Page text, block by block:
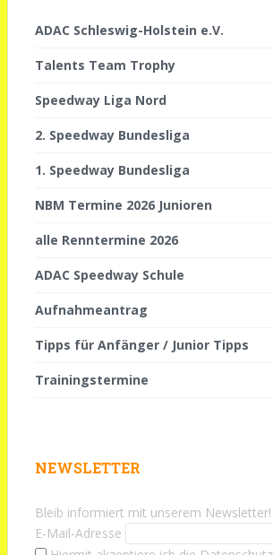
ADAC Schleswig-Holstein e.V.
Talents Team Trophy
Speedway Liga Nord
2. Speedway Bundesliga
1. Speedway Bundesliga
NBM Termine 2026 Junioren
alle Renntermine 2026
ADAC Speedway Schule
Aufnahmeantrag
Tipps für Anfänger / Junior Tipps
Trainingstermine
NEWSLETTER
Bleib informiert mit unserem Newsletter!
E-Mail-Adresse